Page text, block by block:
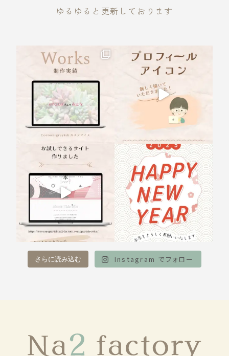
ゆるゆると更新しております
さらに読み込む Instagram でフォロー